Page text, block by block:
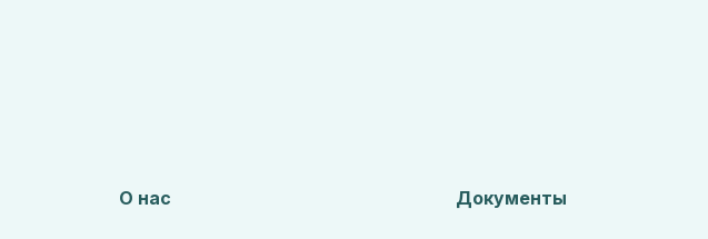
О нас Документы